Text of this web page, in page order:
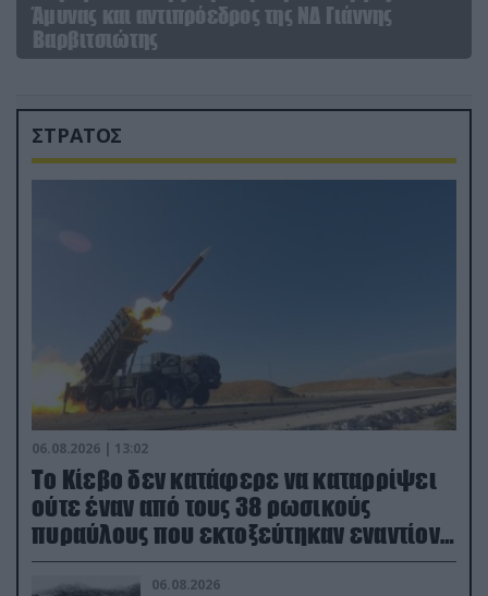
Άμυνας και αντιπρόεδρος της ΝΔ Γιάννης
Βαρβιτσιώτης
ΣΤΡΑΤΟΣ
06.08.2026 | 13:02
Το Κίεβο δεν κατάφερε να καταρρίψει
ούτε έναν από τους 38 ρωσικούς
πυραύλους που εκτοξεύτηκαν εναντίον
του
06.08.2026